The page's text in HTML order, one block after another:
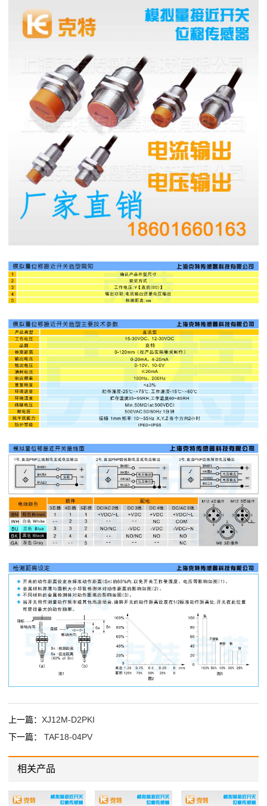
上一篇： XJ12M-D2PKI
下一篇： TAF18-04PV
相关产品